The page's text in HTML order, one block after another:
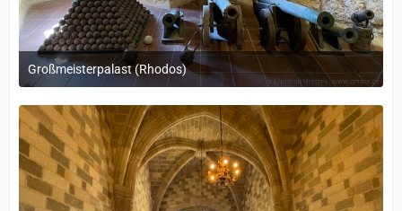
Großmeisterpalast (Rhodos)
12. September 2022 um 14:05